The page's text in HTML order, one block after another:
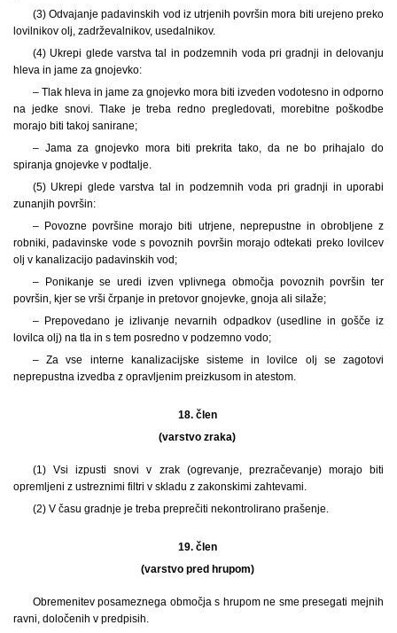
(3) Odvajanje padavinskih vod iz utrjenih površin mora biti urejeno preko
lovilnikov olj, zadrževalnikov, usedalnikov.
(4) Ukrepi glede varstva tal in podzemnih voda pri gradnji in delovanju
hleva in jame za gnojevko:
– Tlak hleva in jame za gnojevko mora biti izveden vodotesno in odporno
na jedke snovi. Tlake je treba redno pregledovati, morebitne poškodbe
morajo biti takoj sanirane;
– Jama za gnojevko mora biti prekrita tako, da ne bo prihajalo do
spiranja gnojevke v podtalje.
(5) Ukrepi glede varstva tal in podzemnih voda pri gradnji in uporabi
zunanjih površin:
– Povozne površine morajo biti utrjene, neprepustne in obrobljene z
robniki, padavinske vode s povoznih površin morajo odtekati preko lovilcev
olj v kanalizacijo padavinskih vod;
– Ponikanje se uredi izven vplivnega območja povoznih površin ter
površin, kjer se vrši črpanje in pretovor gnojevke, gnoja ali silaže;
– Prepovedano je izlivanje nevarnih odpadkov (usedline in gošče iz
lovilca olj) na tla in s tem posredno v podzemno vodo;
– Za vse interne kanalizacijske sisteme in lovilce olj se zagotovi
neprepustna izvedba z opravljenim preizkusom in atestom.
18. člen
(varstvo zraka)
(1) Vsi izpusti snovi v zrak (ogrevanje, prezračevanje) morajo biti
opremljeni z ustreznimi filtri v skladu z zakonskimi zahtevami.
(2) V času gradnje je treba preprečiti nekontrolirano prašenje.
19. člen
(varstvo pred hrupom)
Obremenitev posameznega območja s hrupom ne sme presegati mejnih
ravni, določenih v predpisih.